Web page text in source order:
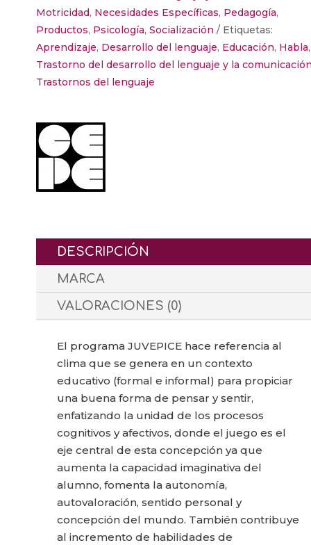
DE
INTERVENCIÓN
EDUCATIVA
PARA
NIÑOS
cantidad
Motricidad, Necesidades Específicas, Pedagogía,
Productos, Psicología, Socialización
Etiquetas:
Aprendizaje, Desarrollo del lenguaje, Educación, Habla,
Trastorno del desarrollo del lenguaje y la
Trastornos del lenguaje
DESCRIPCIÓN
MARCA
VALORACIONES (0)
El programa JUVEPICE hace referencia al
clima que se genera en un contexto
educativo (formal e informal) para propiciar
una buena forma de pensar y sentir,
enfatizando la unidad de los procesos
cognitivos y afectivos, donde el juego es el
eje central de esta concepción ya que
aumenta la capacidad imaginativa del
alumno, fomenta la autonomía,
autovaloración, sentido personal y
concepción del mundo. También contribuye
al incremento de habilidades de